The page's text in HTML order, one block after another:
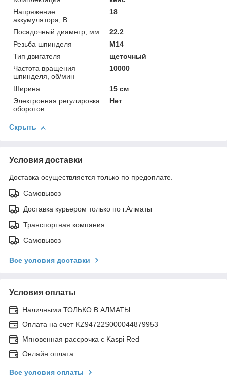
Напряжение
аккумулятора, В
18
Посадочный диаметр, мм
22.2
Резьба шпинделя
М14
Тип двигателя
щеточный
Частота вращения
шпинделя, об/мин
10000
Ширина
15 см
Электронная регулировка
оборотов
Нет
Скрыть
Условия доставки
Доставка осуществляется только по предоплате.
Самовывоз
Доставка курьером только по г.Алматы
Транспортная компания
Самовывоз
Все условия доставки
Условия оплаты
Наличными ТОЛЬКО В АЛМАТЫ
Оплата на счет KZ94722S000044879953
Мгновенная рассрочка с Kaspi Red
Онлайн оплата
Все условия оплаты